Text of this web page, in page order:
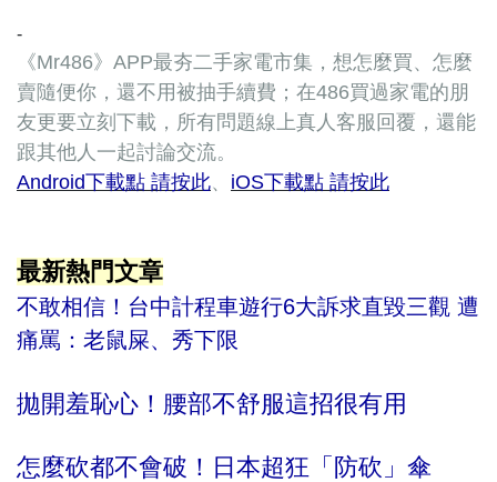
-
《Mr486》APP最夯二手家電市集，想怎麼買、怎麼
賣隨便你，還不用被抽手續費；在486買過家電的朋
友更要立刻下載，所有問題線上真人客服回覆，還能
跟其他人一起討論交流。
Android下載點 請按此、 iOS下載點 請按此
最新熱門文章
不敢相信！台中計程車遊行6大訴求直毀三觀 遭
痛罵：老鼠屎、秀下限
拋開羞恥心！腰部不舒服這招很有用
怎麼砍都不會破！日本超狂「防砍」傘